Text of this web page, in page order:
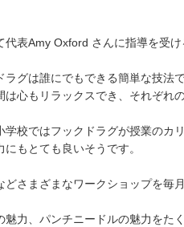
表Amy Oxford さんに指導を受け
グは誰にでもできる簡単な技法で
心もリラックスでき、それぞれ
校ではフックドラグが授業のカ
もとても良いそうです。
さまざまなワークショップを毎
力、パンチニードルの魅力をた